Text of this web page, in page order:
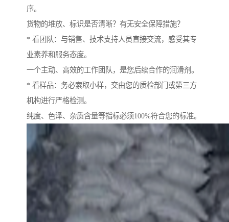
序。
货物的堆放、标识是否清晰？有无安全保障措施？
* 看团队：与销售、技术支持人员直接交流，感受其专
业素养和服务态度。
一个主动、高效的工作团队，是您后续合作的润滑剂。
* 看样品：务必索取小样，交由您的质检部门或第三方
机构进行严格检测。
纯度、色泽、杂质含量等指标必须100%符合您的标准。